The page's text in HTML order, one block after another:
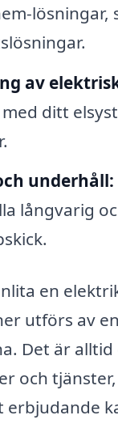
lösningar,
av
ditt
underhåll:
långvarig
en
utförs av
Det är
och
erbjudande